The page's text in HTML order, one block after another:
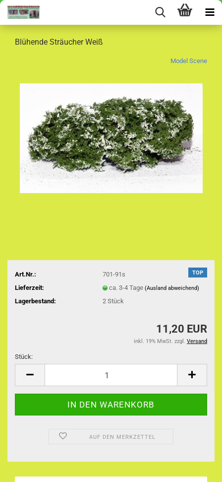
Blühende Sträucher Weiß
Model Scene
TOP
Art.Nr.:
701-91s
Lieferzeit:
ca. 3-4 Tage (Ausland abweichend)
Lagerbestand: 2 Stück
11,20 EUR
inkl. 19% MwSt. zzgl. Versand
Stück:
AUF DEN MERKZETTEL